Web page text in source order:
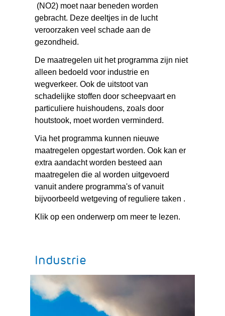
naar
een
andere
(verwijst
naar
een
andere
(NO2) moet naar beneden worden
gebracht. Deze deeltjes in de lucht
veroorzaken veel schade aan de
gezondheid.
De maatregelen uit het programma zijn niet
alleen bedoeld voor industrie en
wegverkeer. Ook de uitstoot van
schadelijke stoffen door scheepvaart en
particuliere huishoudens, zoals door
houtstook, moet worden verminderd.
Via het programma kunnen nieuwe
maatregelen opgestart worden. Ook kan er
extra aandacht worden besteed aan
maatregelen die al worden uitgevoerd
vanuit andere programma's of vanuit
bijvoorbeeld wetgeving of reguliere taken .
Klik op een onderwerp om meer te lezen.
Industrie